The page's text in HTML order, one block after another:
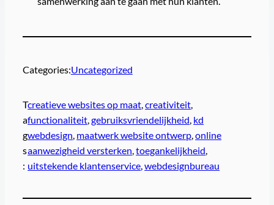
Categories:Uncategorized
T
a
g
s
:
creatieve websites op maat, creativiteit
functionaliteit, gebruiksvriendelijkheid, kd
webdesign, maatwerk website ontwerp, online
aanwezigheid versterken, toegankelijkheid
uitstekende klantenservice, webdesignbureau